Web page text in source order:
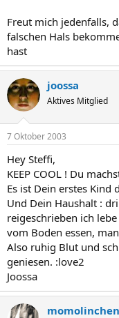
Freut mich jedenfalls,
falschen Hals
hast
joossa
Aktives Mitglied
7 Oktober 2003
Hey Steffi,
KEEP COOL ! Du
Es ist Dein erstes Kind
Und Dein Haushalt :
reigeschrieben ich
vom Boden essen,
Also ruhig Blut und
geniesen. :love2
Joossa
momolinchen